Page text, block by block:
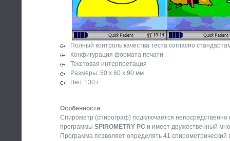
Полный контроль качества теста согласно
Конфигурация формата печати
Текстовая интерпретация
Размеры: 50 х 60 х 90 мм
Вес: 130 г
Особенности
Спирометр (спирограф) подключается
программы SPIROMETRY PC и имеет дружественный
Программа позволяет определять 41